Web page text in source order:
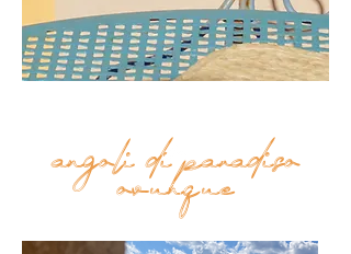
angoli di paradiso
ovunque
Top
FAQ